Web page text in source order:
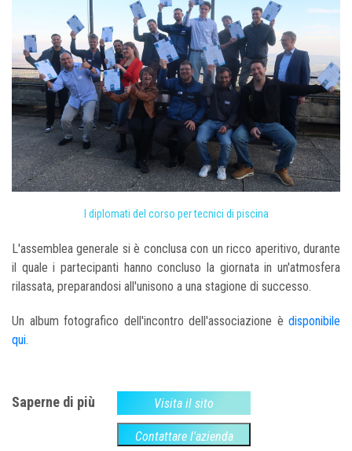
I diplomati del corso per tecnici di piscina
L'assemblea generale si è conclusa con un ricco aperitivo, durante
il quale i partecipanti hanno concluso la giornata in un'atmosfera
rilassata, preparandosi all'unisono a una stagione di successo.
Un album fotografico dell'incontro dell'associazione è disponibile
qui.
Saperne di più Visita il sito
Contattare l'azienda